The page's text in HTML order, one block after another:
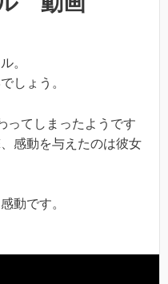
。
しょう。
ってしまったようです
感動を与えたのは彼女
動です。